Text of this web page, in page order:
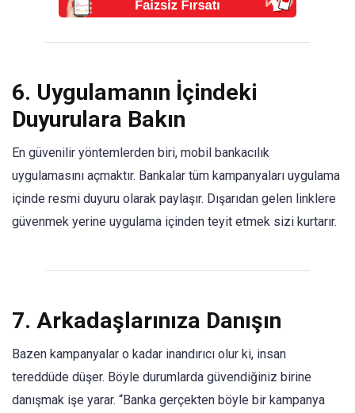
6. Uygulamanın İçindeki
Duyurulara Bakın
En güvenilir yöntemlerden biri, mobil bankacılık
uygulamasını açmaktır. Bankalar tüm kampanyaları uygulama
içinde resmi duyuru olarak paylaşır. Dışarıdan gelen linklere
güvenmek yerine uygulama içinden teyit etmek sizi kurtarır.
7. Arkadaşlarınıza Danışın
Bazen kampanyalar o kadar inandırıcı olur ki, insan
tereddüde düşer. Böyle durumlarda güvendiğiniz birine
danışmak işe yarar. “Banka gerçekten böyle bir kampanya